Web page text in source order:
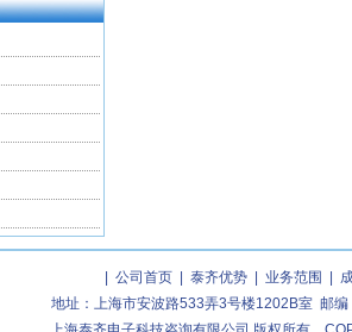
|公司首页 |泰齐优势 |业务范围
地址：上海市安波路533弄3号楼1202B室 邮